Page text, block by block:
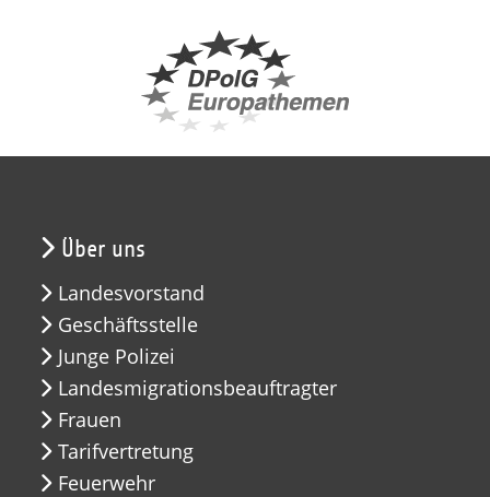
Über uns
Landesvorstand
Geschäftsstelle
Junge Polizei
Landesmigrationsbeauftragter
Frauen
Tarifvertretung
Feuerwehr